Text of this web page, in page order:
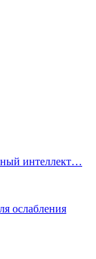
интеллект…
ослабления